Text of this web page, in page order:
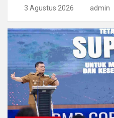
3 Agustus 2026 admin